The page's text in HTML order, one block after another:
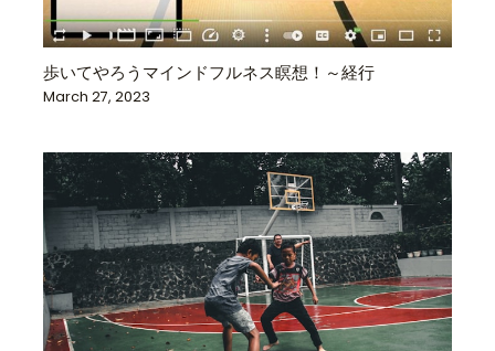
歩いてやろうマインドフルネス瞑想！～経行
March 27, 2023